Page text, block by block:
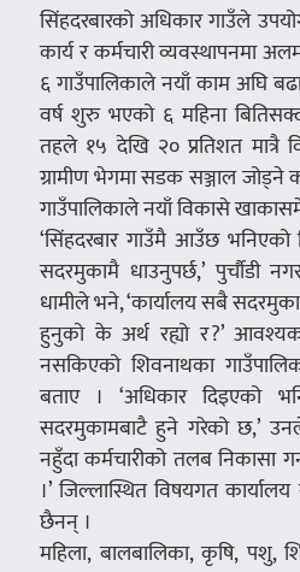
सिंहदरबारको अधिकार गाउँले
कार्य र कर्मचारी व्यवस्थापनमा
६ गाउँपालिकाले नयाँ काम अघि
वर्ष शुरु भएको ६ महिना
तहले १५ देखि २० प्रतिशत
ग्रामीण भेगमा सडक सञ्जाल जोड्ने
गाउँपालिकाले नयाँ विकासे
‘सिंहदरबार गाउँमै आउँछ
सदरमुकामै धाउनुपर्छ,’ पुर्चौडी
धामीले भने, ‘कार्यालय सबै
हुनुको के अर्थ रह्यो र ?’
नसकिएको शिवनाथका
बताए । ‘अधिकार
सदरमुकामबाटै हुने गरेको छ,’
नहुँदा कर्मचारीको तलब निकासा
।’ जिल्लास्थित विषयगत
छैनन् ।
महिला, बालबालिका, कृषि, पशु,